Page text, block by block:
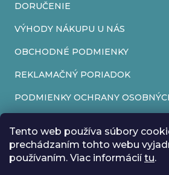
Tento web používa súbory
prechádzaním tohto webu
používaním. Viac informáciítu.
DORUČENIE
VÝHODY NÁKUPU U NÁS
OBCHODNÉ PODMIENKY
REKLAMAČNÝ PORIADOK
PODMIENKY OCHRANY
REKLAMAČNÝ FORMULÁR